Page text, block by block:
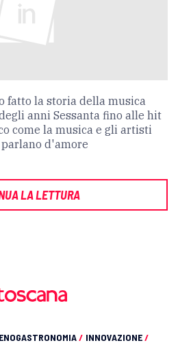
fatto la storia della musica
anni Sessanta fino alle hit
come la musica e gli artisti
d'amore
LA LETTURA
ENOGASTRONOMIA/ INNOVAZIONE/